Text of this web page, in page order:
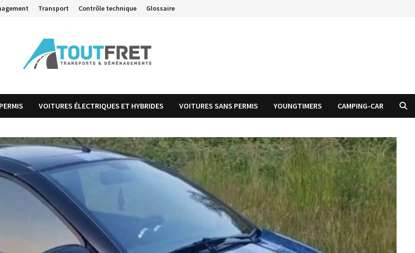
Transport Contrôle technique Glossaire
PERMIS VOITURES ÉLECTRIQUES ET HYBRIDES VOITURES SANS PERMIS YOUNGTIMERS CAMPING-CAR